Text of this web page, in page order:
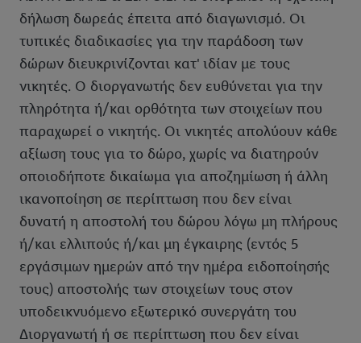
δήλωση δωρεάς έπειτα από διαγωνισμό. Οι
τυπικές διαδικασίες για την παράδοση των
δώρων διευκρινίζονται κατ' ιδίαν με τους
νικητές. Ο διοργανωτής δεν ευθύνεται για την
πληρότητα ή/και ορθότητα των στοιχείων που
παραχωρεί ο νικητής. Οι νικητές απολύουν κάθε
αξίωση τους για το δώρο, χωρίς να διατηρούν
οποιοδήποτε δικαίωμα για αποζημίωση ή άλλη
ικανοποίηση σε περίπτωση που δεν είναι
δυνατή η αποστολή του δώρου λόγω μη πλήρους
ή/και ελλιπούς ή/και μη έγκαιρης (εντός 5
εργάσιμων ημερών από την ημέρα ειδοποίησής
τους) αποστολής των στοιχείων τους στον
υποδεικνυόμενο εξωτερικό συνεργάτη του
Διοργανωτή ή σε περίπτωση που δεν είναι